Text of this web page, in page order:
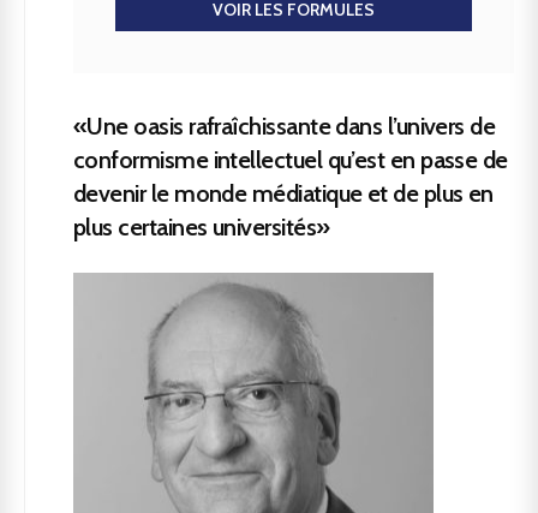
VOIR LES FORMULES
«Une oasis rafraîchissante dans l’univers de
conformisme intellectuel qu’est en passe de
devenir le monde médiatique et de plus en
plus certaines universités»